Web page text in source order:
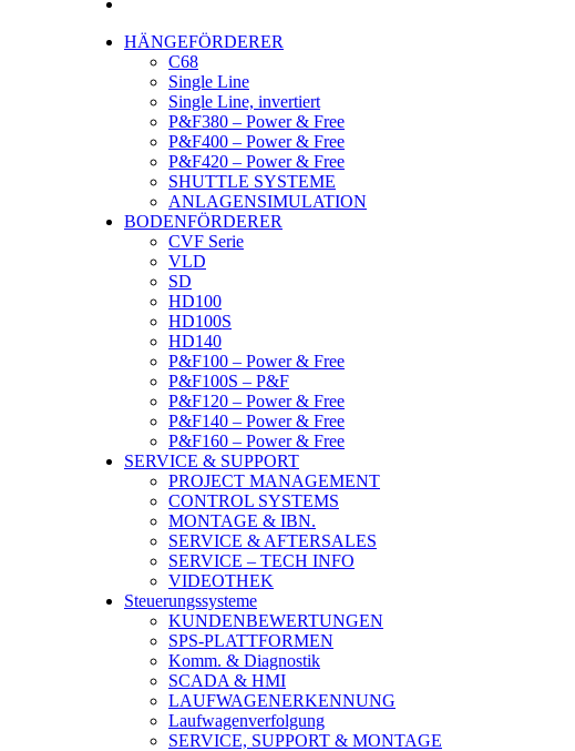
HÄNGEFÖRDERER
C68
Single Line
Single Line, invertiert
P&F380 – Power & Free
P&F400 – Power & Free
P&F420 – Power & Free
SHUTTLE SYSTEME
ANLAGENSIMULATION
BODENFÖRDERER
CVF Serie
VLD
SD
HD100
HD100S
HD140
P&F100 – Power & Free
P&F100S – P&F
P&F120 – Power & Free
P&F140 – Power & Free
P&F160 – Power & Free
SERVICE & SUPPORT
PROJECT MANAGEMENT
CONTROL SYSTEMS
MONTAGE & IBN.
SERVICE & AFTERSALES
SERVICE – TECH INFO
VIDEOTHEK
Steuerungssysteme
KUNDENBEWERTUNGEN
SPS-PLATTFORMEN
Komm. & Diagnostik
SCADA & HMI
LAUFWAGENERKENNUNG
Laufwagenverfolgung
SERVICE, SUPPORT & MONTAGE